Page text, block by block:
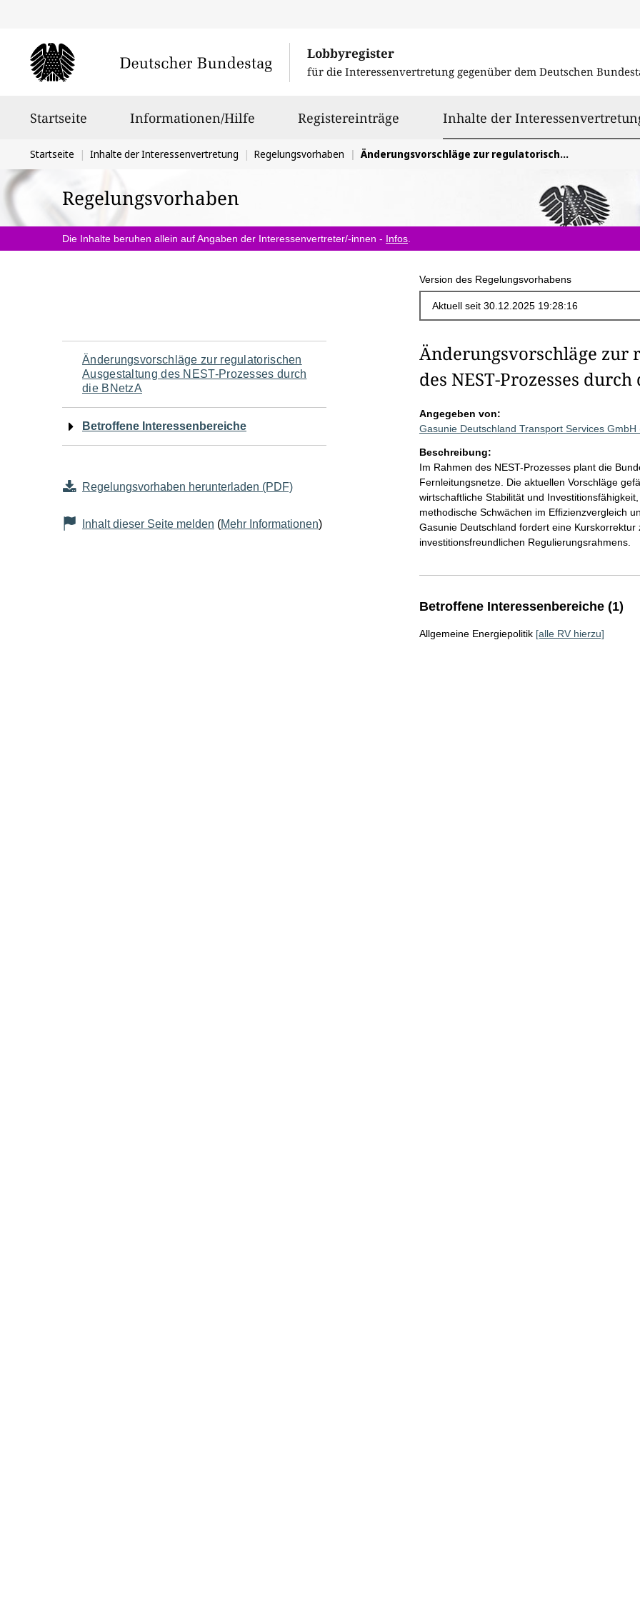
Lobbyregister
für die Interessenvertretung gegenüber dem Deutschen
Startseite Informationen/Hilfe Registereinträge Inhalte der
Sie
befinden
sich
hier:
Startseite Inhalte der Interessenvertretung Regelungsvorhaben Änderungsvorschläge zur regulatorischen Ausgestaltung des NEST-Prozesses durch die BNetzA
Regelungsvorhaben
Die Inhalte beruhen allein auf Angaben der Interessenvertreter/-innen - Infos
Version des Regelungsvorhabens
Navigation
für
den
Änderungsvorschläge zur regulatorischen
Ausgestaltung des NEST-Prozesses durch
die BNetzA
Betroffene Interessenbereiche
Regelungsvorhaben herunterladen (PDF)
Inhalt dieser Seite melden (Mehr Informationen)
Änderungsvorschläge zur
des NEST-Prozesses
Angegeben von:
Gasunie Deutschland Transport Services GmbH
Beschreibung:
Im Rahmen des NEST-Prozesses plant die
Fernleitungsnetze. Die aktuellen Vorschläge
wirtschaftliche Stabilität und
methodische Schwächen im Effizienzvergleich
Gasunie Deutschland fordert eine
investitionsfreundlichen Regulierungsrahmens.
Betroffene Interessenbereiche (1)
Allgemeine Energiepolitik [alle RV hierzu]